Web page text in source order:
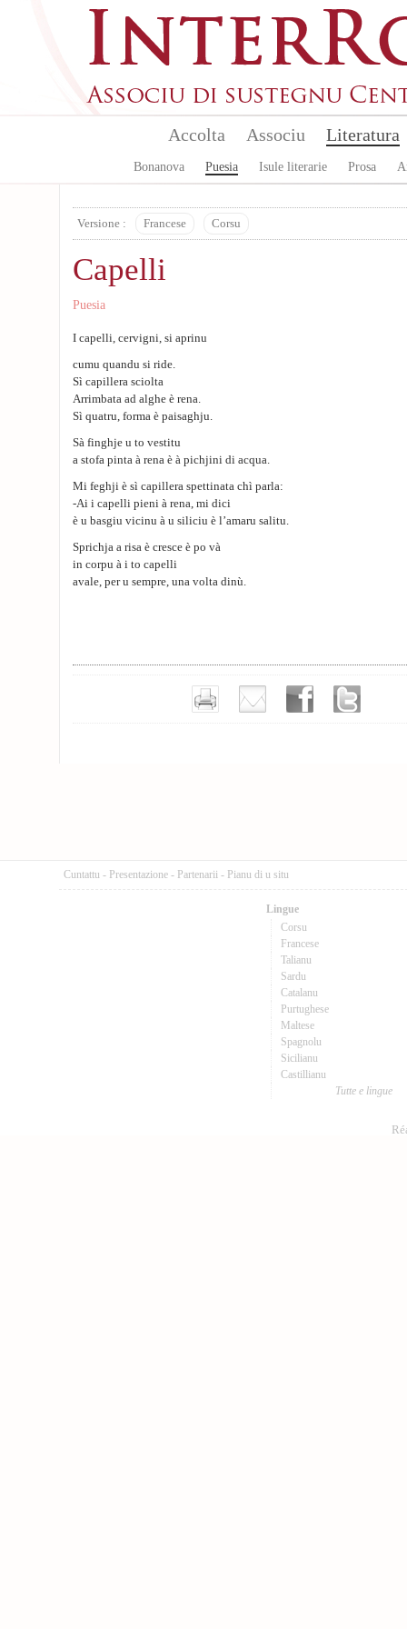
Accolta Associu Literatura
Bonanova Puesia Isule literarie Prosa
Versione : Francese Corsu
Capelli
Puesia
I capelli, cervigni, si aprinu
cumu quandu si ride.
Sì capillera sciolta
Arrimbata ad alghe è rena.
Sì quatru, forma è paisaghju.
Sà finghje u to vestitu
a stofa pinta à rena è à pichjini di acqua.
Mi feghji è sì capillera spettinata chì parla:
-Ai i capelli pieni à rena, mi dici
è u basgiu vicinu à u siliciu è l’amaru salitu.
Sprichja a risa è cresce è po và
in corpu à i to capelli
avale, per u sempre, una volta dinù.
Cuntattu - Presentazione - Partenarii - Pianu di u situ
Lingue
Corsu
Francese
Talianu
Sardu
Catalanu
Purtughese
Maltese
Spagnolu
Sicilianu
Castillianu
Tutte e lingue